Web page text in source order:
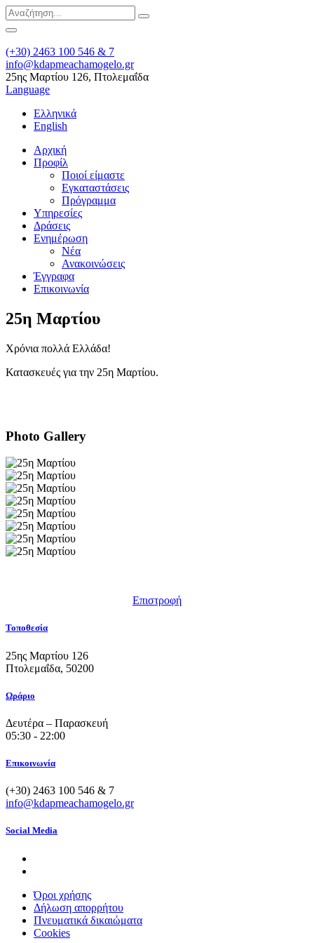
(+30) 2463 100 546 & 7
info@kdapmeachamogelo.gr
25ης Μαρτίου 126, Πτολεμαΐδα
Language
Ελληνικά
English
Αρχική
Προφίλ
Ποιοί είμαστε
Εγκαταστάσεις
Πρόγραμμα
Υπηρεσίες
Δράσεις
Ενημέρωση
Νέα
Ανακοινώσεις
Έγγραφα
Επικοινωνία
25η Μαρτίου
Χρόνια πολλά Ελλάδα!
Κατασκευές για την 25η Μαρτίου.
Photo Gallery
Επιστροφή
Τοποθεσία
25ης Μαρτίου 126
Πτολεμαΐδα, 50200
Ωράριο
Δευτέρα – Παρασκευή
05:30 - 22:00
Επικοινωνία
(+30) 2463 100 546 & 7
info@kdapmeachamogelo.gr
Social Media
Όροι χρήσης
Δήλωση απορρήτου
Πνευματικά δικαιώματα
Cookies